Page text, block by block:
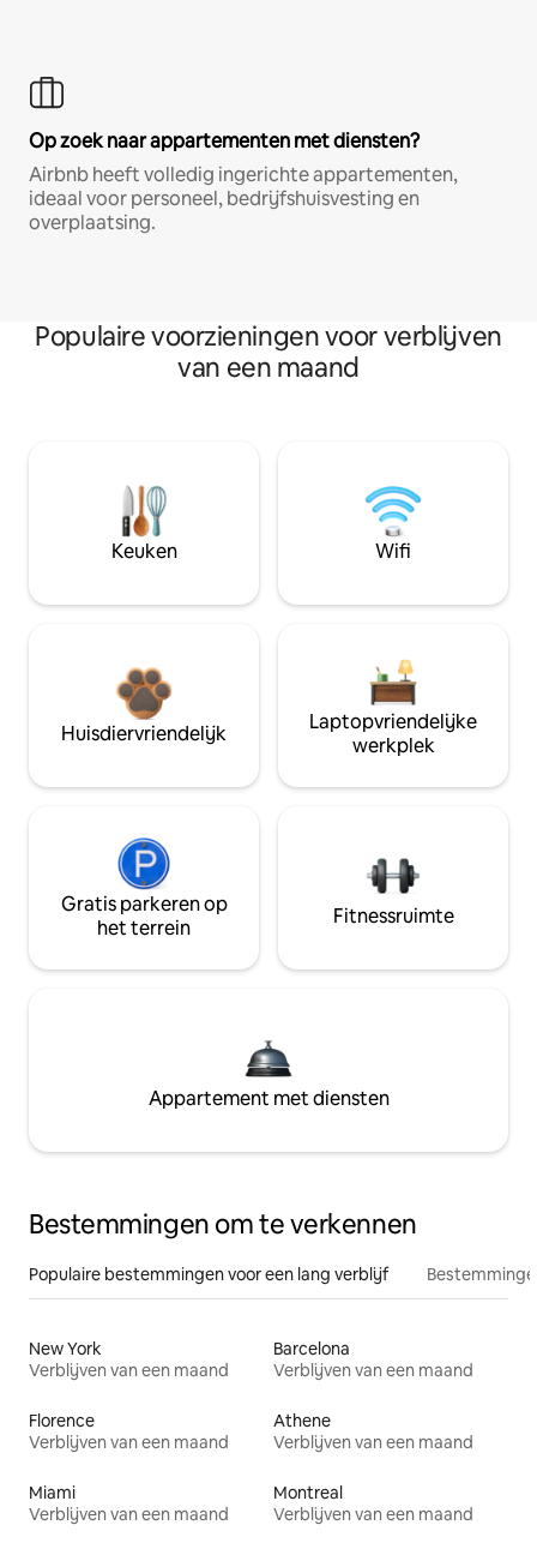
Op zoek naar appartementen met diensten?
Airbnb heeft volledig ingerichte appartementen,
ideaal voor personeel, bedrijfshuisvesting en
overplaatsing.
Populaire voorzieningen voor verblijven
van een maand
Keuken Wifi
Huisdiervriendelijk
Laptopvriendelijke
werkplek
Gratis parkeren op
het terrein
Fitnessruimte
Appartement met diensten
Bestemmingen om te verkennen
Populaire bestemmingen voor een lang verblijf
New York
Verblijven van een maand
Barcelona
Verblijven van een maand
Florence
Verblijven van een maand
Athene
Verblijven van een maand
Miami
Verblijven van een maand
Montreal
Verblijven van een maand